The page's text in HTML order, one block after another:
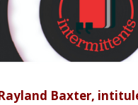
Baxter,